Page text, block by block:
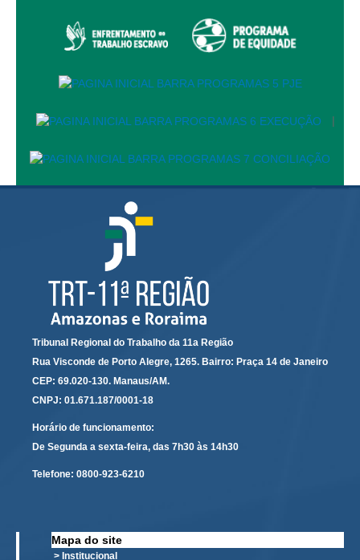
Ação Trabalhista (Atermação)
Atermação On-line - Interior de Roraima
Agendamento de Reclamação Verbal
Atas de Sessões do Pleno
Audiências e Sessões
Calendário das Sessões da 1ª Turma 2026
Calendário de Sessões da 2ª Turma - 2026
Calendário das Sessões da 3ª Turma 2026
Calendário das Sessões do Pleno e Especializadas 2026
Carta de Serviços ao Cidadão
Calendários
Calendário das Sessões
|
Tribunal Regional do Trabalho da 11a Região
Rua Visconde de Porto Alegre, 1265. Bairro: Praça 14 de Janeiro
CEP: 69.020-130. Manaus/AM.
CNPJ: 01.671.187/0001-18
Horário de funcionamento:
De Segunda a sexta-feira, das 7h30 às 14h30
Telefone: 0800-923-6210
Mapa do site
> Institucional